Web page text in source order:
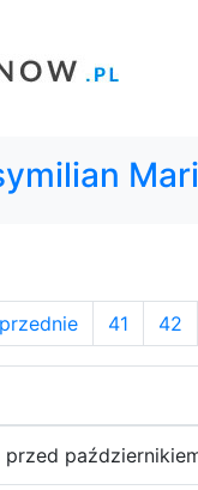
41 42
przed